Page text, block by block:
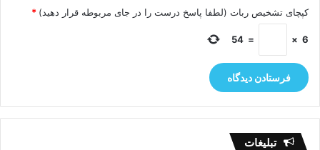
کپچای تشخیص ربات (لطفا پاسخ درست را در جای مربوطه قرار دهید) *
6
×
=
54
تبلیغات